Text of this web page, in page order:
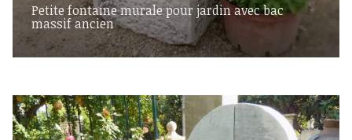
Petite fontaine murale pour jardin avec bac
massif ancien